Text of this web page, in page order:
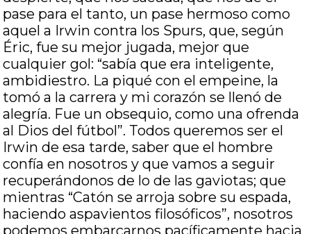
pase para el tanto, un pase hermoso como
aquel a Irwin contra los Spurs, que, según
Éric, fue su mejor jugada, mejor que
cualquier gol: “sabía que era inteligente,
ambidiestro. La piqué con el empeine, la
tomó a la carrera y mi corazón se llenó de
alegría. Fue un obsequio, como una ofrenda
al Dios del fútbol”. Todos queremos ser el
Irwin de esa tarde, saber que el hombre
confía en nosotros y que vamos a seguir
recuperándonos de lo de las gaviotas; que
mientras “Catón se arroja sobre su espada,
haciendo aspavientos filosóficos”, nosotros
podemos embarcarnos pacíficamente hacia